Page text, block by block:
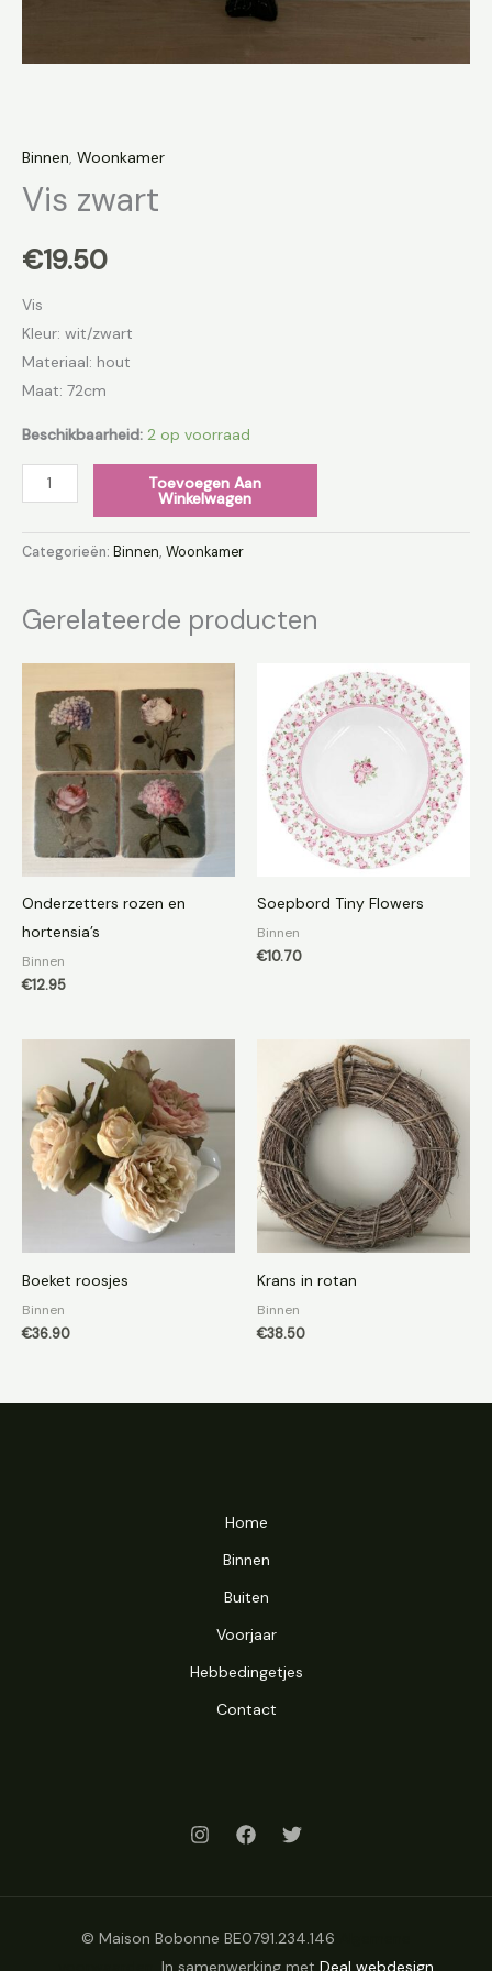
Binnen, Woonkamer
Vis zwart
€19.50
Vis
Kleur: wit/zwart
Materiaal: hout
Maat: 72cm
Beschikbaarheid: 2 op voorraad
Toevoegen Aan
Winkelwagen
Categorieën: Binnen, Woonkamer
Gerelateerde producten
Onderzetters rozen en
hortensia’s
Binnen
€12.95
Soepbord Tiny Flowers
Binnen
€10.70
Boeket roosjes
Binnen
€36.90
Krans in rotan
Binnen
€38.50
Home
Binnen
Buiten
Voorjaar
Hebbedingetjes
Contact
© Maison Bobonne BE0791.234.146
. In samenwerking met Deal webdesign